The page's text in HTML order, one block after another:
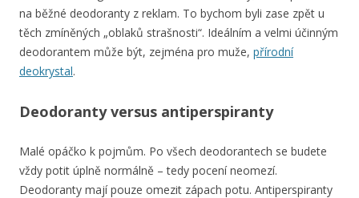
na běžné deodoranty z reklam. To bychom byli zase zpět u
těch zmíněných „oblaků strašnosti“. Ideálním a velmi účinným
deodorantem může být, zejména pro muže, přírodní
deokrystal.
Deodoranty versus antiperspiranty
Malé opáčko k pojmům. Po všech deodorantech se budete
vždy potit úplně normálně – tedy pocení neomezí.
Deodoranty mají pouze omezit zápach potu. Antiperspiranty